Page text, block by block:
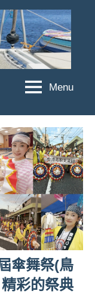
Menu
傘舞祭(鳥
彩的祭典